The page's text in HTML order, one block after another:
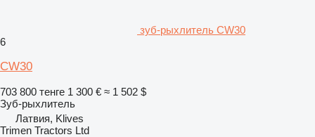
зуб-рыхлитель CW30
6
CW30
703 800 тенге 1 300 € ≈ 1 502 $
Зуб-рыхлитель
Латвия, Klives
Trimen Tractors Ltd